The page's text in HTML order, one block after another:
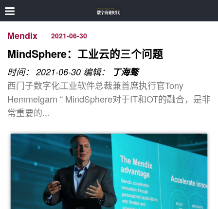
Mendix 2021-06-30
MindSphere：工业云的三个问题
时间： 2021-06-30 编辑：
丁海骜
西门子数字化工业软件总裁兼首席执行官Tony
Hemmelgarn “ MindSphere对于IT和OT的融合，是非
常重要的...